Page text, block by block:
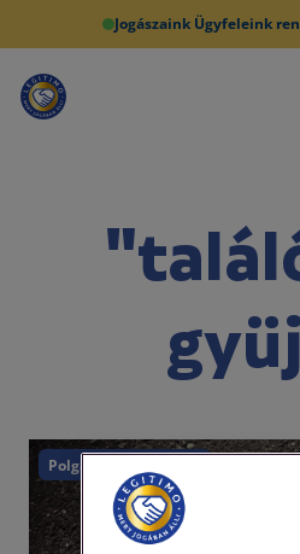
Jogászaink Ügyfeleink
Polgári törvénykönyv